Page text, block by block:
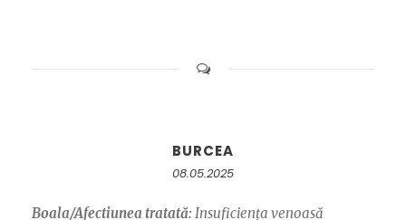
BURCEA
08.05.2025
Boala/Afectiunea tratată: Insuficiența venoasă